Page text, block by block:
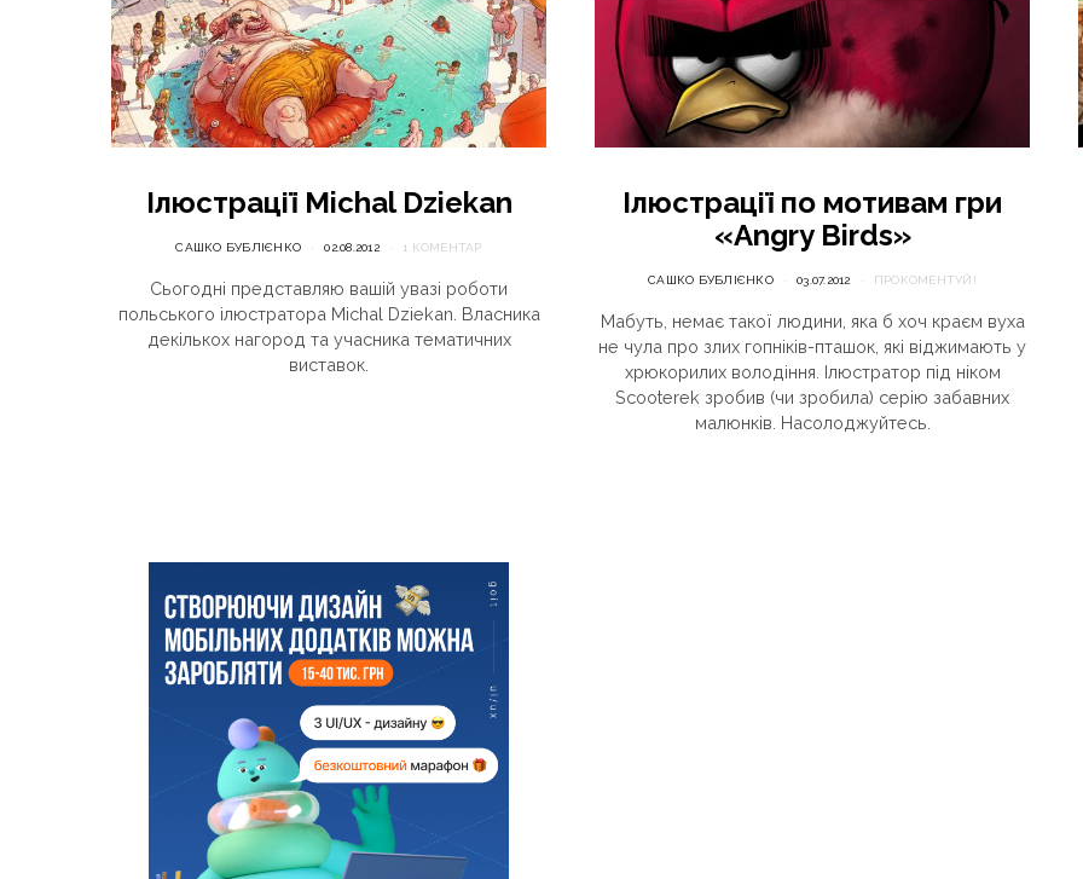
Ілюстрації Michal Dziekan
САШКО БУБЛІЄНКО 02.08.2012 1 КОМЕНТАР
Сьогодні представляю вашій увазі роботи
польського ілюстратора Michal Dziekan. Власника
декількох нагород та учасника тематичних
виставок.
Ілюстрації по мотивам гри
«Angry Birds»
САШКО БУБЛІЄНКО 03.07.2012 ПРОКОМЕНТУЙ!
Мабуть, немає такої людини, яка б хоч краєм вуха
не чула про злих гопніків-пташок, які віджимають у
хрюкорилих володіння. Ілюстратор під ніком
Scooterek зробив (чи зробила) серію забавних
малюнків. Насолоджуйтесь.